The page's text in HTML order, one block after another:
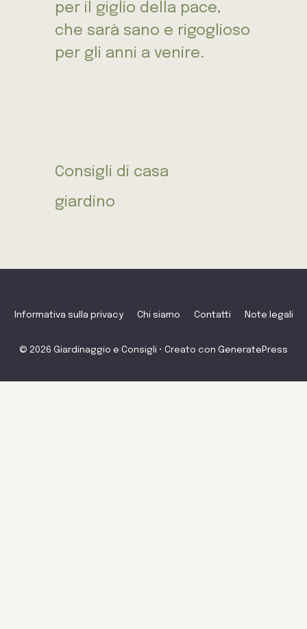
per il giglio della pace,
che sarà sano e rigoglioso
per gli anni a venire.
Consigli di casa
giardino
Informativa sulla privacy Chi siamo Contatti Note legali
© 2026 Giardinaggio e Consigli • Creato con GeneratePress